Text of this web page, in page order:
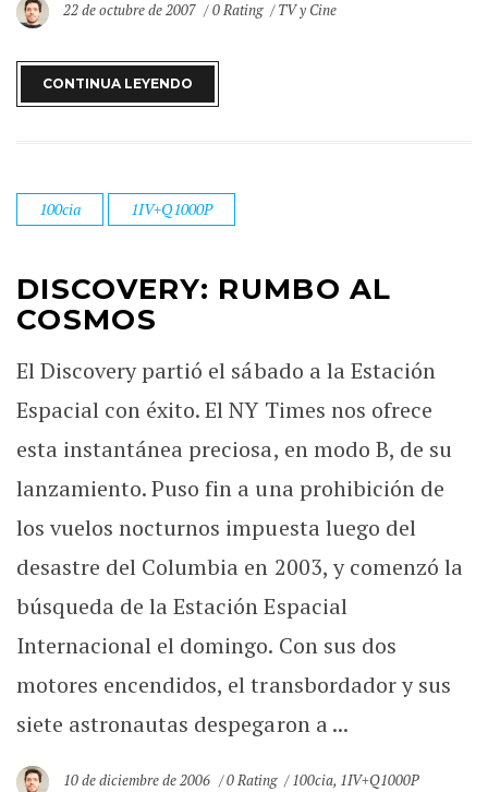
22 de octubre de 2007 0 Rating TV y Cine
CONTINUA LEYENDO
100cia 1IV+Q1000P
DISCOVERY: RUMBO AL
COSMOS
El Discovery partió el sábado a la Estación
Espacial con éxito. El NY Times nos ofrece
esta instantánea preciosa, en modo B, de su
lanzamiento. Puso fin a una prohibición de
los vuelos nocturnos impuesta luego del
desastre del Columbia en 2003, y comenzó la
búsqueda de la Estación Espacial
Internacional el domingo. Con sus dos
motores encendidos, el transbordador y sus
siete astronautas despegaron a ...
10 de diciembre de 2006 0 Rating 100cia, 1IV+Q1000P